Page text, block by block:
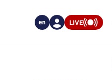
LIVE
en